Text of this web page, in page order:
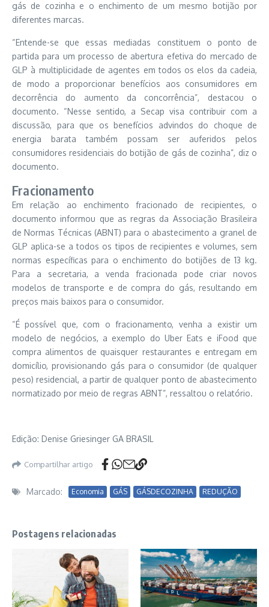
gás de cozinha e o enchimento de um mesmo botijão por
diferentes marcas.
“Entende-se que essas mediadas constituem o ponto de
partida para um processo de abertura efetiva do mercado de
GLP à multiplicidade de agentes em todos os elos da cadeia,
de modo a proporcionar benefícios aos consumidores em
decorrência do aumento da concorrência”, destacou o
documento. “Nesse sentido, a Secap visa contribuir com a
discussão, para que os benefícios advindos do choque de
energia barata também possam ser auferidos pelos
consumidores residenciais do botijão de gás de cozinha”, diz o
documento.
Fracionamento
Em relação ao enchimento fracionado de recipientes, o
documento informou que as regras da Associação Brasileira
de Normas Técnicas (ABNT) para o abastecimento a granel de
GLP aplica-se a todos os tipos de recipientes e volumes, sem
normas específicas para o enchimento do botijões de 13 kg.
Para a secretaria, a venda fracionada pode criar novos
modelos de transporte e de compra do gás, resultando em
preços mais baixos para o consumidor.
“É possível que, com o fracionamento, venha a existir um
modelo de negócios, a exemplo do Uber Eats e iFood que
compra alimentos de quaisquer restaurantes e entregam em
domicílio, provisionando gás para o consumidor (de qualquer
peso) residencial, a partir de qualquer ponto de abastecimento
normatizado por meio de regras ABNT”, ressaltou o relatório.
Edição: Denise Griesinger GA BRASIL
Compartilhar artigo
Marcado: Economia GÁS GÁSDECOZINHA REDUÇÃO
Postagens relacionadas